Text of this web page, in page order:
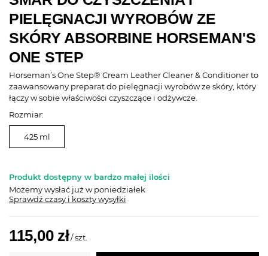
PIELĘGNACJI WYROBÓW ZE
SKÓRY ABSORBINE HORSEMAN'S
ONE STEP
Horseman’s One Step® Cream Leather Cleaner & Conditioner to
zaawansowany preparat do pielęgnacji wyrobów ze skóry, który
łączy w sobie właściwości czyszczące i odżywcze.
Rozmiar:
425 ml
Produkt dostępny w bardzo małej ilości
Możemy wysłać już w poniedziałek
Sprawdź czasy i koszty wysyłki
115,00 zł/szt.